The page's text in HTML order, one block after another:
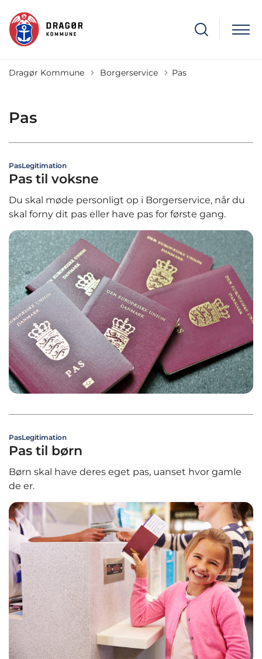
Dragør Kommune Tilbage til
Borgerservice Pas
Pas
PasLegitimation
Pas til voksne
Du skal møde personligt op i Borgerservice, når du
skal forny dit pas eller have pas for første gang.
PasLegitimation
Pas til børn
Børn skal have deres eget pas, uanset hvor gamle
de er.